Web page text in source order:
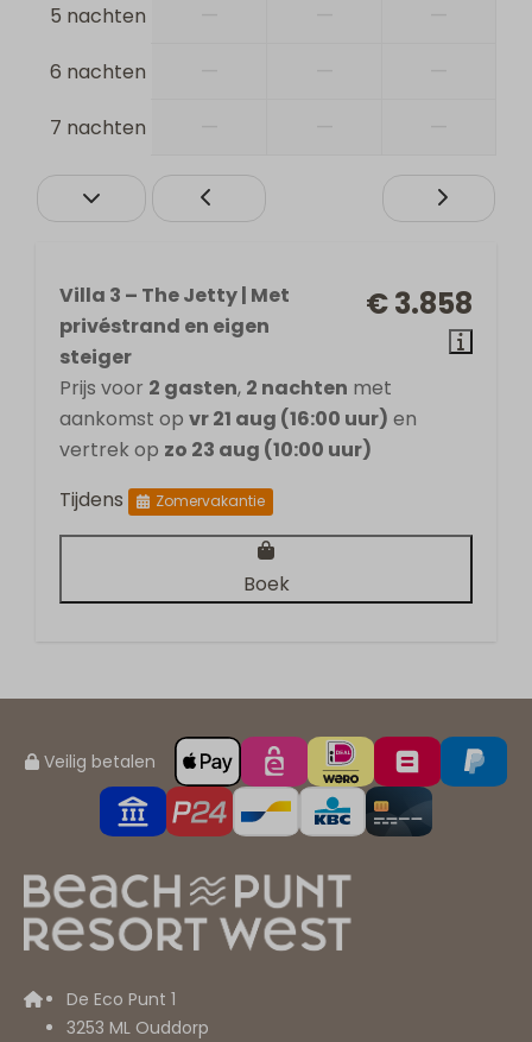
5 nachten
6 nachten
7 nachten
€ 3.858
Villa 3 – The Jetty | Met
privéstrand en eigen
steiger
Prijs voor 2 gasten, 2 nachten met
aankomst op vr 21 aug (16:00 uur) en
vertrek op zo 23 aug (10:00 uur)
Tijdens
Zomervakantie
Boek
Veilig betalen
De Eco Punt 1
3253 ML Ouddorp